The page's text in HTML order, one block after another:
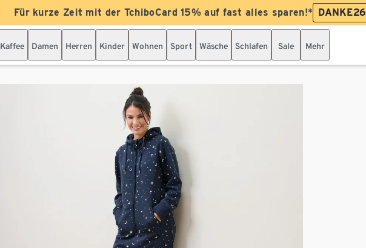
Für kurze Zeit mit der TchiboCard 15% auf fast alles sparen!* DANKE26
Kaffee Damen Herren Kinder Wohnen Sport Wäsche Schlafen Sale Mehr